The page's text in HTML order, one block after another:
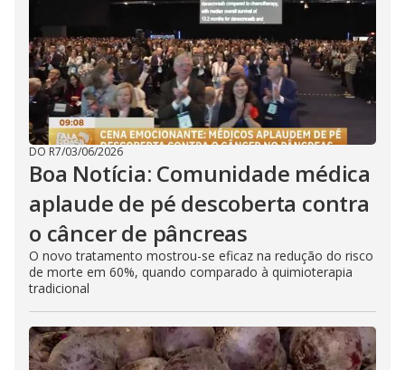
DO R7/03/06/2026
Boa Notícia: Comunidade médica
aplaude de pé descoberta contra
o câncer de pâncreas
O novo tratamento mostrou-se eficaz na redução do risco
de morte em 60%, quando comparado à quimioterapia
tradicional